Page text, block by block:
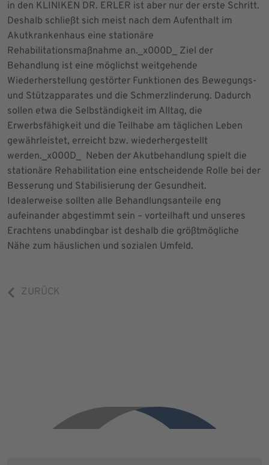
in den KLINIKEN DR. ERLER ist aber nur der erste Schritt.
Deshalb schließt sich meist nach dem Aufenthalt im
Akutkrankenhaus eine stationäre
Rehabilitationsmaßnahme an._x000D_ Ziel der
Behandlung ist eine möglichst weitgehende
Wiederherstellung gestörter Funktionen des Bewegungs-
und Stützapparates und die Schmerzlinderung. Dadurch
sollen etwa die Selbständigkeit im Alltag, die
Erwerbsfähigkeit und die Teilhabe am täglichen Leben
gewährleistet, erreicht bzw. wiederhergestellt
werden._x000D_ Neben der Akutbehandlung spielt die
stationäre Rehabilitation eine entscheidende Rolle bei der
Besserung und Stabilisierung der Gesundheit.
Idealerweise sollten alle Behandlungsanteile eng
aufeinander abgestimmt sein – vorteilhaft und unseres
Erachtens unabdingbar ist deshalb die größtmögliche
Nähe zum häuslichen und sozialen Umfeld.
ZURÜCK